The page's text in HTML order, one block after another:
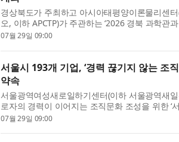
경상북도가 주최하고 아시아태평양이론물리센
오, 이하 APCTP)가 주관하는 ‘2026 경북 과학관
실’이 오는 8월 6일(목)부터 7일(금)까지 김천녹
07월 29일 09:00
서울시 193개 기업, ‘경력 끊기지 않는 조
약속
서울광역여성새로일하기센터(이하 서울광역새
로자의 경력이 이어지는 조직문화 조성을 위한 ‘
인’ 결과를 발표했다. 이번 캠페인은 서울지역
07월 29일 09:00